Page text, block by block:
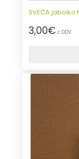
SVEČA jabolko
3,00€ z DDV